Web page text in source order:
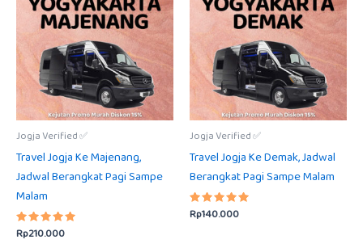
Jogja Verified ✅
Travel Jogja Ke Majenang,
Jadwal Berangkat Pagi Sampe
Malam
Dinilai
5.00
Rp210.000
Jogja Verified ✅
Travel Jogja Ke Demak, Jadwal
Berangkat Pagi Sampe Malam
Dinilai
5.00
Rp140.000